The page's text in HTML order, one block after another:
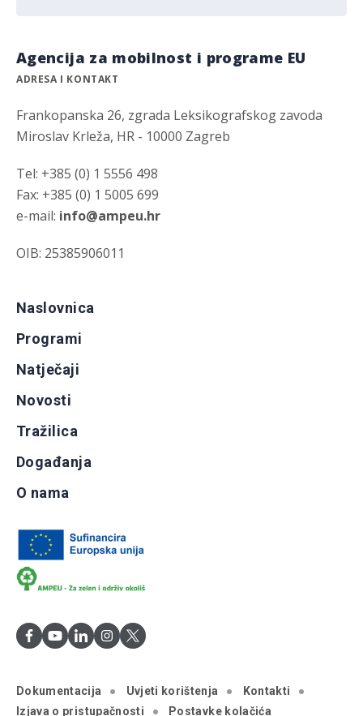
Agencija za mobilnost i programe EU
ADRESA I KONTAKT
Frankopanska 26, zgrada Leksikografskog zavoda
Miroslav Krleža, HR - 10000 Zagreb
Tel: +385 (0) 1 5556 498
Fax: +385 (0) 1 5005 699
e-mail: info@ampeu.hr
OIB: 25385906011
Naslovnica
Programi
Natječaji
Novosti
Tražilica
Događanja
O nama
Dokumentacija Uvjeti korištenja
Kontakti
Izjava o pristupačnosti
Postavke kolačića